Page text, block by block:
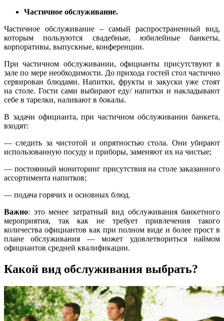
Частичное обслуживание.
Частичное обслуживание – самый распространенный вид,
которым пользуются свадебные, юбилейные банкеты,
корпоративы, выпускные, конференции.
При частичном обслуживании, официанты присутствуют в
зале по мере необходимости. До прихода гостей стол частично
сервирован блюдами. Напитки, фрукты и закуски уже стоят
на столе. Гости сами выбирают еду/ напитки и накладывают
себе в тарелки, наливают в бокалы.
В задачи официанта, при частичном обслуживании банкета,
входят:
— следить за чистотой и опрятностью стола. Они убирают
использованную посуду и приборы, заменяют их на чистые;
— постоянный мониторинг присутствия на столе заказанного
ассортимента напитков;
— подача горячих и основных блюд.
Важно: это менее затратный вид обслуживания банкетного
мероприятия, так как не требует привлечения такого
количества официантов как при полном виде и более прост в
плане обслуживания — может удовлетвориться наймом
официантов средней квалификации.
Какой вид обслуживания выбрать?